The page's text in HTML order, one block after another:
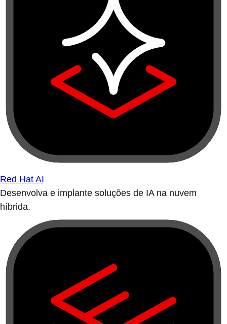
Red Hat AI
Desenvolva e implante soluções de IA na nuvem
híbrida.